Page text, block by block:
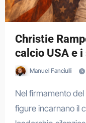
Christie
calcio USA e
Manuel Fanciulli
Nel firmamento del calcio femminile mondiale, poche
figure incarnano il